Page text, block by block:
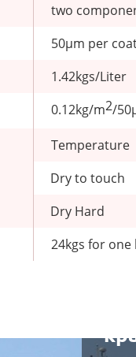
two
50μm per
1.42kgs/Liter
0.12kg/m2/
Temperature
Dry to touch
Dry Hard
24kgs for one